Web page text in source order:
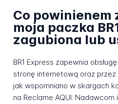
Co powinienem
moja paczka
zagubiona lub
BR1 Express zapewnia
stronę internetową oraz przez
jak wspomniano w skargach
na Reclame AQUI. Nadawcom